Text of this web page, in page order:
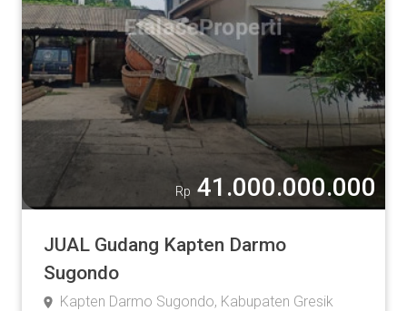
Rp 41.000.000.000
JUAL Gudang Kapten Darmo
Sugondo
Kapten Darmo Sugondo, Kabupaten Gresik